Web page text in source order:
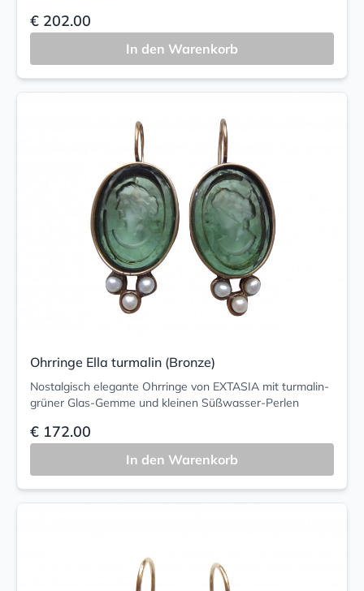
€ 202.00
In den Warenkorb
Ohrringe Ella turmalin (Bronze)
Nostalgisch elegante Ohrringe von EXTASIA mit turmalin-
grüner Glas-Gemme und kleinen Süßwasser-Perlen
€ 172.00
In den Warenkorb